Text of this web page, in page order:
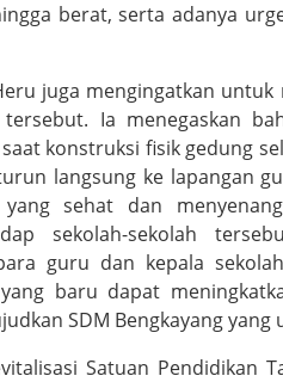
berat, serta adanya
juga mengingatkan
Ia menegaskan
konstruksi fisik gedung
langsung ke lapangan
yang sehat dan
sekolah-sekolah
guru dan kepala
baru dapat
SDM Bengkayang
Satuan Pendidikan